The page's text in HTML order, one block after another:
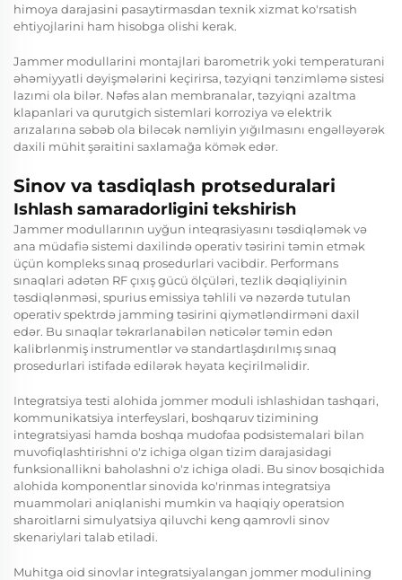
himoya darajasini pasaytirmasdan texnik xizmat ko'rsatish
ehtiyojlarini ham hisobga olishi kerak.
Jammer modullarini montajlari barometrik yoki temperaturani
əhəmiyyatli dəyişmələrini keçirirsa, təzyiqni tənzimləmə sistesi
lazımi ola bilər. Nəfəs alan membranalar, təzyiqni azaltma
klapanlari va qurutgich sistemlari korroziya və elektrik
arızalarına səbəb ola biləcək nəmliyin yığılmasını engəlləyərək
daxili mühit şəraitini saxlamağa kömək edər.
Sinov va tasdiqlash protseduralari
Ishlash samaradorligini tekshirish
Jammer modullarının uyğun inteqrasiyasını təsdiqləmək və
ana müdafiə sistemi daxilində operativ təsirini təmin etmək
üçün kompleks sınaq prosedurlari vacibdir. Performans
sınaqlari adətən RF çıxış gücü ölçüləri, tezlik dəqiqliyinin
təsdiqlənməsi, spurius emissiya təhlili və nəzərdə tutulan
operativ spektrdə jamming təsirini qiymətləndirməni daxil
edər. Bu sınaqlar təkrarlanabilən nəticələr təmin edən
kalibrlənmiş instrumentlər və standartlaşdırılmış sınaq
prosedurlari istifadə edilərək həyata keçirilməlidir.
Integratsiya testi alohida jommer moduli ishlashidan tashqari,
kommunikatsiya interfeyslari, boshqaruv tizimining
integratsiyasi hamda boshqa mudofaa podsistemalari bilan
muvofiqlashtirishni o'z ichiga olgan tizim darajasidagi
funksionallikni baholashni o'z ichiga oladi. Bu sinov bosqichida
alohida komponentlar sinovida ko'rinmas integratsiya
muammolari aniqlanishi mumkin va haqiqiy operatsion
sharoitlarni simulyatsiya qiluvchi keng qamrovli sinov
skenariylari talab etiladi.
Muhitga oid sinovlar integratsiyalangan jommer modulining